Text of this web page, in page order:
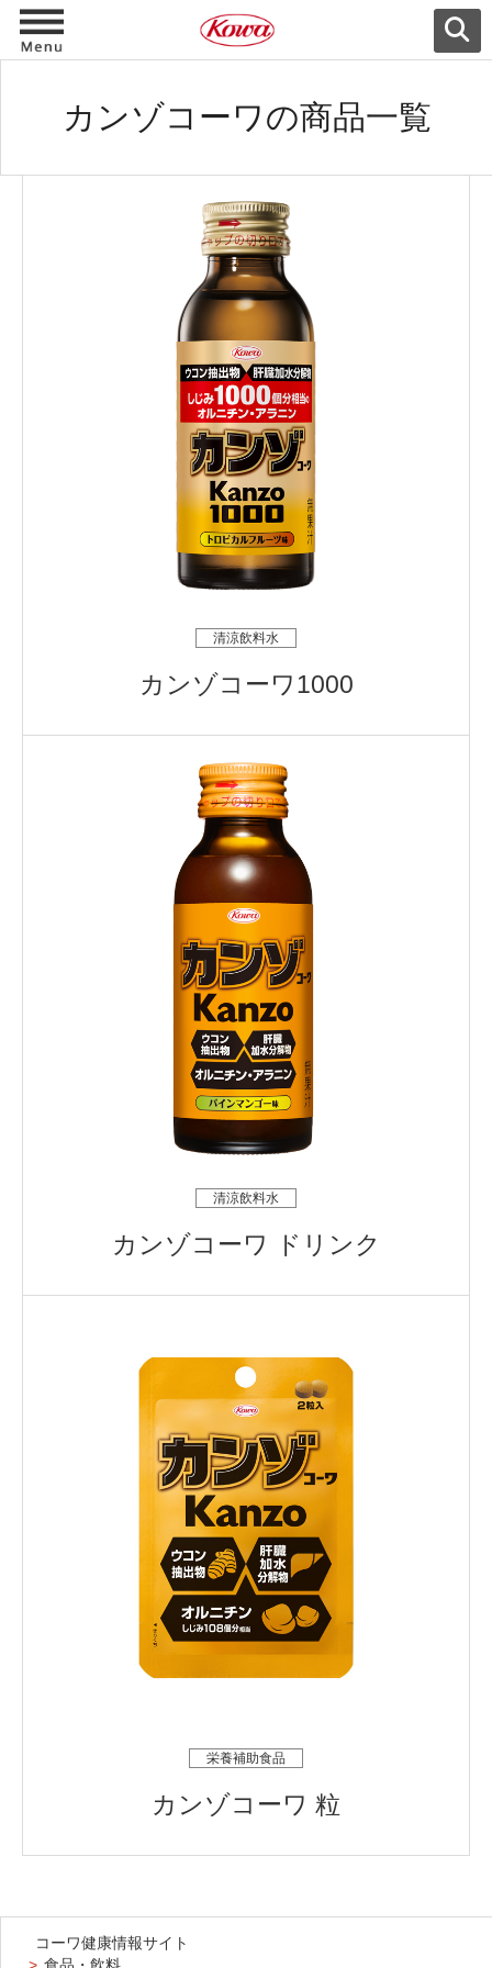
カンゾコーワの商品一覧
清涼飲料水
カンゾコーワ1000
清涼飲料水
カンゾコーワ ドリンク
栄養補助食品
カンゾコーワ 粒
コーワ健康情報サイト